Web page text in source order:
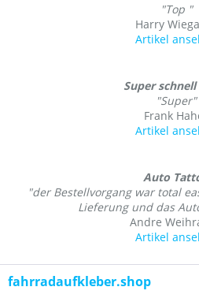
"Top "
Harry
Artikel
Super
"Super"
Frank
Artikel
Auto
"der Bestellvorgang war total
Lieferung und das
Andre
Artikel
fahrradaufkleber.shop